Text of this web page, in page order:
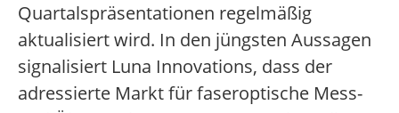
Quartalspräsentationen regelmäßig
aktualisiert wird. In den jüngsten Aussagen
signalisiert Luna Innovations, dass der
adressierte Markt für faseroptische Mess-